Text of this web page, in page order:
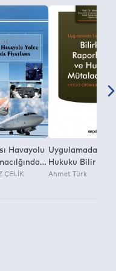
Havayolu
ÇELİK
Uygulamada
Hukuku Bilirkişi
Raporlarım ve
Ahmet Türk